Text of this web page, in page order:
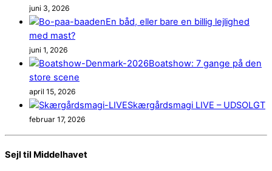
juni 3, 2026
En båd, eller bare en billig lejlighed
med mast?
juni 1, 2026
Boatshow: 7 gange på den
store scene
april 15, 2026
Skærgårdsmagi LIVE – UDSOLGT
februar 17, 2026
Sejl til Middelhavet